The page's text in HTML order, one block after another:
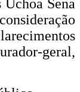
Sena
geral,